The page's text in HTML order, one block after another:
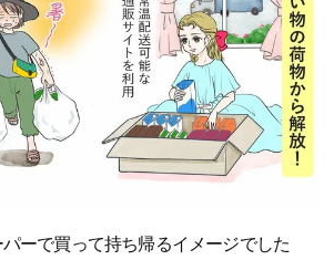
ーで買って持ち帰るイメージでした